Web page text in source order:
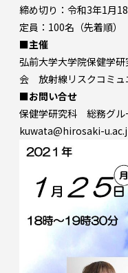
締め切り：令和3年1月
定員：100名（先着順）
■主催
弘前大学大学院保健学
会 放射線リスクコミュ
■お問い合せ
保健学研究科 総務グル
kuwata@hirosaki-